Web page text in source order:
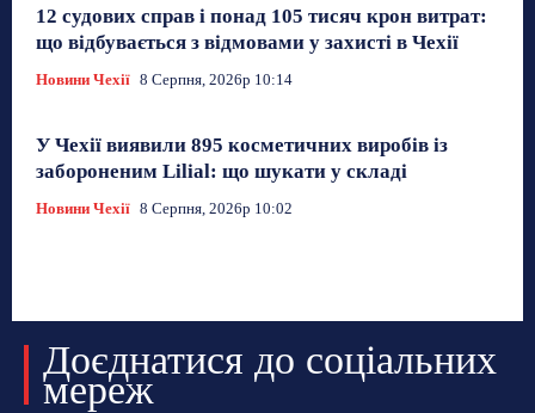
12 судових справ і понад 105 тисяч крон витрат:
що відбувається з відмовами у захисті в Чехії
Новини Чехії 8 Серпня, 2026р 10:14
У Чехії виявили 895 косметичних виробів із
забороненим Lilial: що шукати у складі
Новини Чехії 8 Серпня, 2026р 10:02
Доєднатися до соціальних
мереж